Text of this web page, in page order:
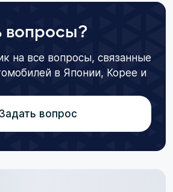
вопросы?
на все вопросы, связанные
в Японии, Корее и
Задать вопрос